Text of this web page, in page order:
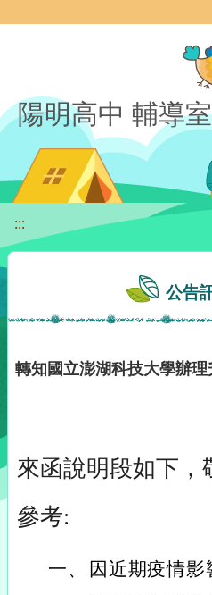
陽明高中 輔導室
:::
公告
轉知國立澎湖科技大學辦
來函說明段如下，
參考:
一、
因近期疫情